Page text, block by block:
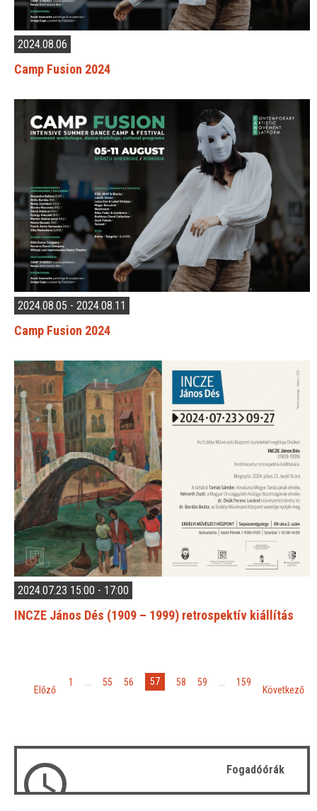
2024.08.06
Camp Fusion 2024
2024.08.05 - 2024.08.11
Camp Fusion 2024
2024.07.23 15:00 - 17:00
INCZE János Dés (1909 – 1999) retrospektív kiállítás
Előző
1 55 56 57 58 59 159
Következő
Fogadóórák